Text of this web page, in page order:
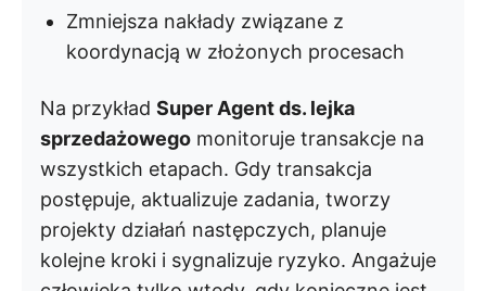
Zmniejsza nakłady związane z
koordynacją w złożonych procesach
Na przykład Super Agent ds. lejka
sprzedażowego monitoruje transakcje na
wszystkich etapach. Gdy transakcja
postępuje, aktualizuje zadania, tworzy
projekty działań następczych, planuje
kolejne kroki i sygnalizuje ryzyko. Angażuje